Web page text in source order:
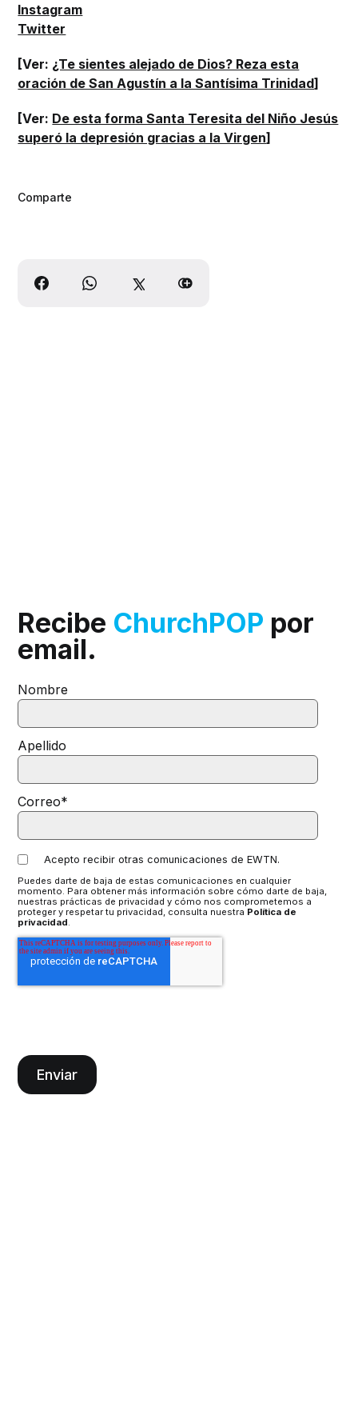
Instagram
Twitter
[Ver: ¿Te sientes alejado de Dios? Reza esta
oración de San Agustín a la Santísima Trinidad]
[Ver: De esta forma Santa Teresita del Niño Jesús
superó la depresión gracias a la Virgen]
Comparte
Recibe ChurchPOP por
email.
Nombre
Apellido
Correo*
Acepto recibir otras comunicaciones de EWTN.
Puedes darte de baja de estas comunicaciones en cualquier
momento. Para obtener más información sobre cómo darte de baja,
nuestras prácticas de privacidad y cómo nos comprometemos a
proteger y respetar tu privacidad, consulta nuestra Política de
privacidad.